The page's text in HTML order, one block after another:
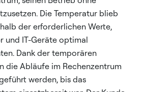
Die Temperatur blieb
der erforderlichen Werte,
und IT-Geräte optimal
Dank der temporären
die Abläufe im Rechenzentrum
werden, bis das